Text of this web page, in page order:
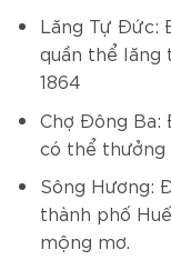
Lăng Tự Đức:
quần thể lăng
1864
Chợ Đông Ba:
có thể thưởng
Sông Hương:
thành phố
mộng mơ.